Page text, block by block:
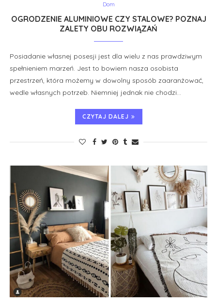
Dom
OGRODZENIE ALUMINIOWE CZY STALOWE? POZNAJ
ZALETY OBU ROZWIĄZAŃ
Posiadanie własnej posesji jest dla wielu z nas prawdziwym
spełnieniem marzeń. Jest to bowiem nasza osobista
przestrzeń, która możemy w dowolny sposób zaaranżować,
wedle własnych potrzeb. Niemniej jednak nie chodzi…
CZYTAJ DALEJ